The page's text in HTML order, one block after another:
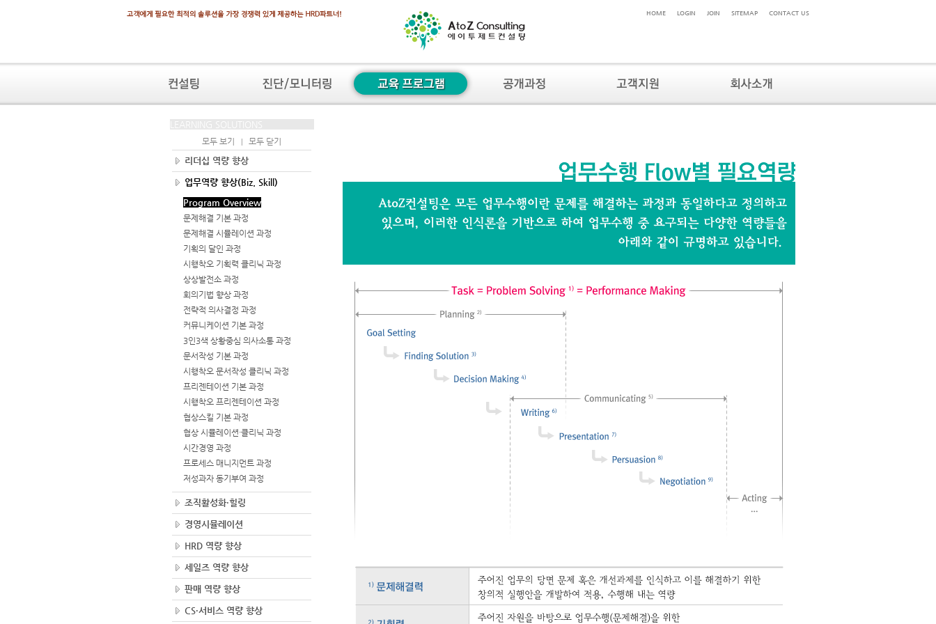
HOME LOGIN JOIN SITEMAP CONTACT US
모두 보기 모두 닫기
리더십 역량 향상
업무역량 향상(Biz. Skill)
Program Overview
문제해결 기본 과정
문제해결 시뮬레이션 과정
기획의 달인 과정
시행착오 기획력 클리닉 과정
상상발전소 과정
회의기법 향상 과정
전략적 의사결정 과정
커뮤니케이션 기본 과정
3인3색 상황중심 의사소통 과정
문서작성 기본 과정
시행착오 문서작성 클리닉 과정
프리젠테이션 기본 과정
시행착오 프리젠테이션 과정
협상스킬 기본 과정
협상 시뮬레이션·클리닉 과정
시간경영 과정
프로세스 매니지먼트 과정
저성과자 동기부여 과정
조직활성화·힐링
경영시뮬레이션
HRD 역량 향상
세일즈 역량 향상
판매 역량 향상
CS·서비스 역량 향상